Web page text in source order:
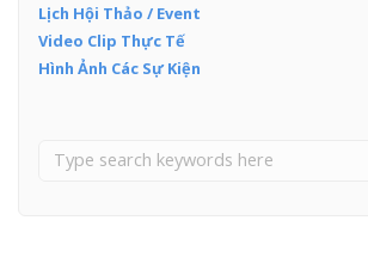
Lịch Hội Thảo / Event
Video Clip Thực Tế
Hình Ảnh Các Sự Kiện